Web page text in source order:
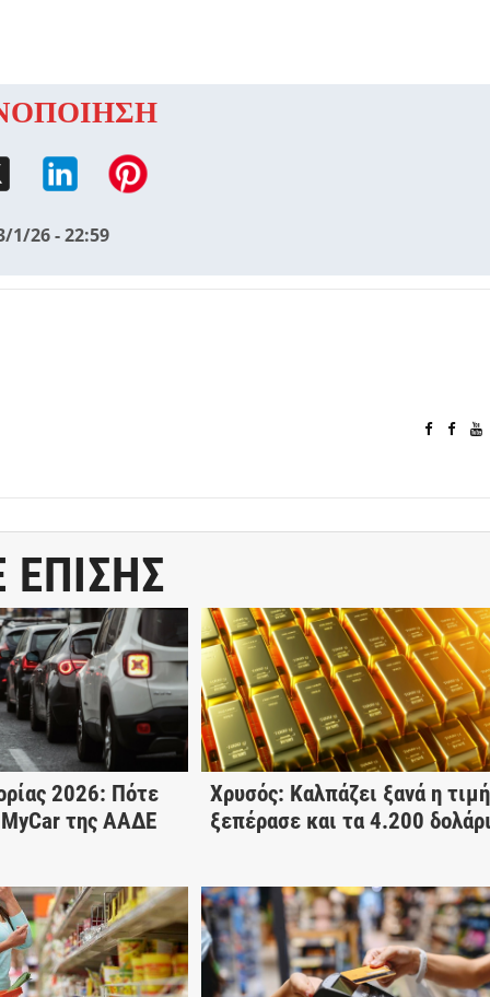
1/26 - 22:59
ΕΠΙΣΗΣ
2026: Πότε
MyCar της ΑΑΔΕ
Χρυσός: Καλπάζει ξανά η
ξεπέρασε και τα 4.200